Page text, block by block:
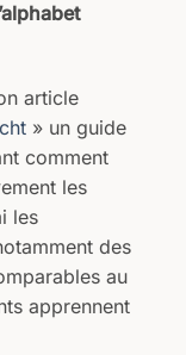
article
» un guide
comment
les
les
des
au
apprennent